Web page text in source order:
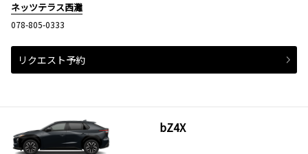
ネッツテラス西灘
078-805-0333
リクエスト予約
bZ4X